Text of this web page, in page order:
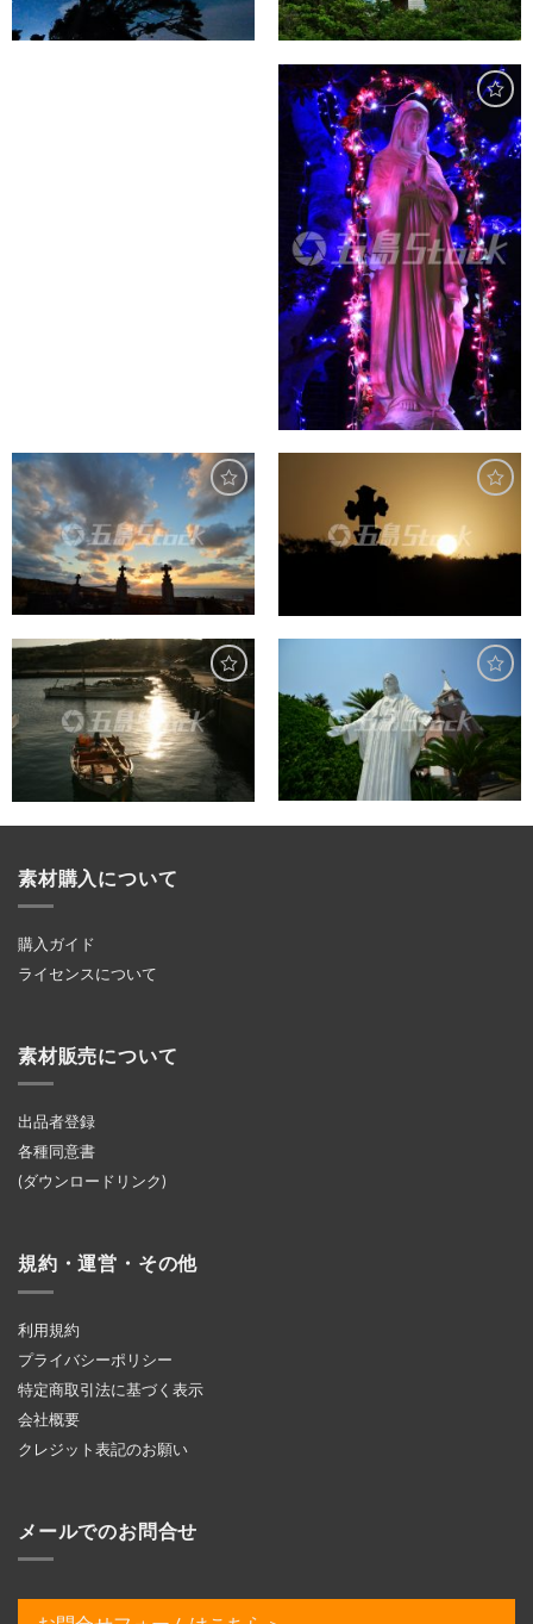
素材購入について
購入ガイド
ライセンスについて
素材販売について
出品者登録
各種同意書
(ダウンロードリンク)
規約・運営・その他
利用規約
プライバシーポリシー
特定商取引法に基づく表示
会社概要
クレジット表記のお願い
メールでのお問合せ